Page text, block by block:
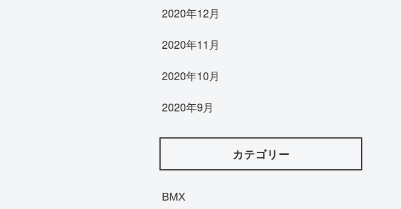
2020年12月
2020年11月
2020年10月
2020年9月
カテゴリー
BMX